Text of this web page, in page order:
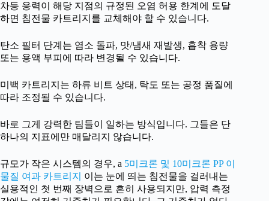
차등 응력이 해당 지점의 규정된 오염 허용 한계에 도달
하면 침전물 카트리지를 교체해야 할 수 있습니다.
탄소 필터 단계는 염소 돌파, 맛/냄새 재발생, 흡착 용량
또는 용액 부피에 따라 변경될 수 있습니다.
미백 카트리지는 하류 비트 상태, 탁도 또는 공정 품질에
따라 조정될 수 있습니다.
바로 그게 강력한 팀들이 일하는 방식입니다. 그들은 단
하나의 지표에만 매달리지 않습니다.
규모가 작은 시스템의 경우, a 5미크론 및 10미크론 PP 이
물질 여과 카트리지
이는 눈에 띄는 침전물을 걸러내는
실용적인 첫 번째 장벽으로 흔히 사용되지만, 압력 측정